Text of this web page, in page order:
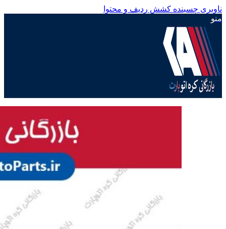
ناوبری چسبنده کشش ردیف و محتوا
منو